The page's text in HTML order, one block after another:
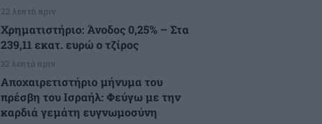
22 λεπτά πριν
Χρηματιστήριο: Άνοδος 0,25% – Στα
239,11 εκατ. ευρώ ο τζίρος
32 λεπτά πριν
Αποχαιρετιστήριο μήνυμα του
πρέσβη του Ισραήλ: Φεύγω με την
καρδιά γεμάτη ευγνωμοσύνη